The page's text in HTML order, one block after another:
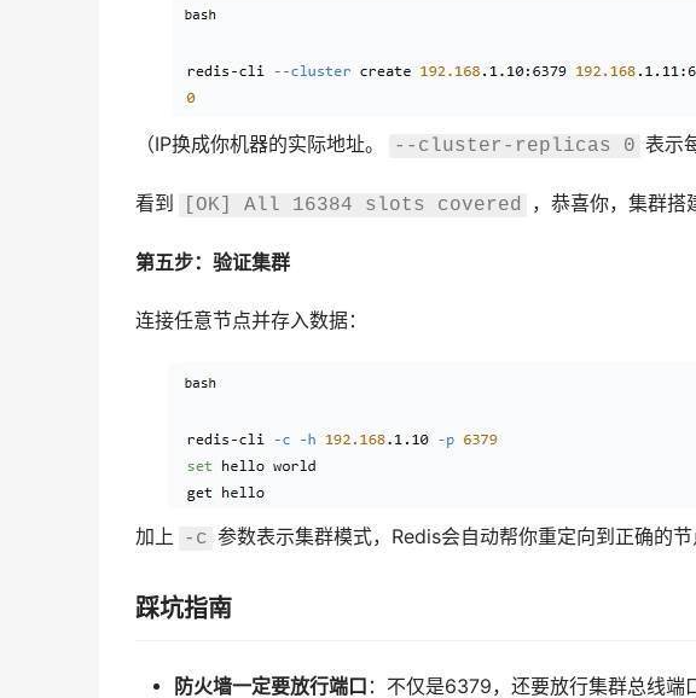
（IP换成你机器的实际地址。 --cluster-replicas 0 表示
看到 [OK] All 16384 slots covered ，恭喜你，集群搭
第五步：验证集群
连接任意节点并存入数据：
加上 -c 参数表示集群模式，Redis会自动帮你重定向到正确的节
踩坑指南
防火墙一定要放行端口 ：不仅是6379，还要放行集群总线端